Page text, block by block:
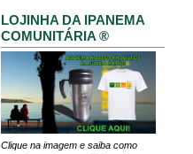
LOJINHA DA IPANEMA
COMUNITÁRIA ®
Clique na imagem e saiba como